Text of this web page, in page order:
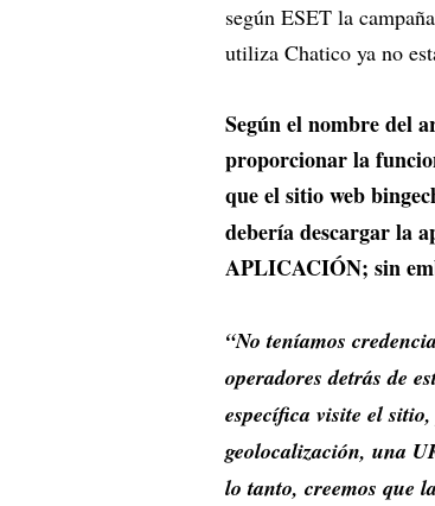
según ESET la
utiliza Chatico ya no
Según el nombre del
proporcionar la
que el sitio web
debería descargar la
APLICACIÓN; sin
“No teníamos
operadores detrás de
específica visite el
geolocalización, una
lo tanto, creemos que